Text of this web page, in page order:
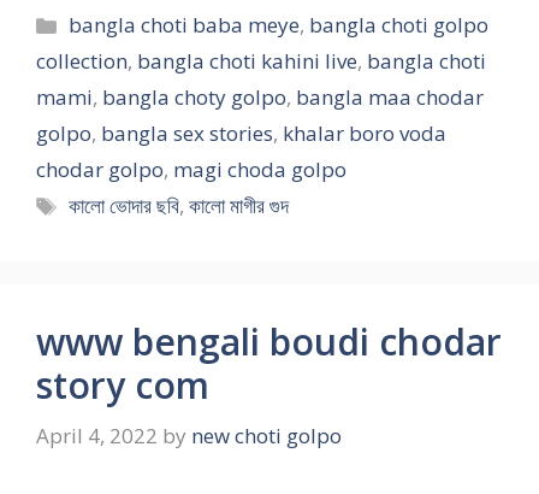
Categories
bangla choti baba meye, bangla choti golpo
collection, bangla choti kahini live, bangla choti
mami, bangla choty golpo, bangla maa chodar
golpo, bangla sex stories, khalar boro voda
chodar golpo, magi choda golpo
Tags
কালো ভোদার ছবি,কালো মাগীর গুদ
www bengali boudi chodar
story com
April 4, 2022 by new choti golpo